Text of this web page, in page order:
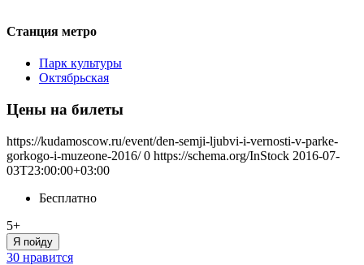
Станция метро
Парк культуры
Октябрьская
Цены на билеты
https://kudamoscow.ru/event/den-semji-ljubvi-i-vernosti-v-parke-
gorkogo-i-muzeone-2016/ 0 https://schema.org/InStock 2016-07-
03T23:00:00+03:00
Бесплатно
5+
Я пойду
30 нравится